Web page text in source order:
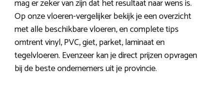
mag er zeker van zijn dat het resultaat naar wens is.
Op onze vloeren-vergelijker bekijk je een overzicht
met alle beschikbare vloeren, en complete tips
omtrent vinyl, PVC, giet, parket, laminaat en
tegelvloeren. Evenzeer kan je direct prijzen opvragen
bij de beste ondernemers uit je provincie.